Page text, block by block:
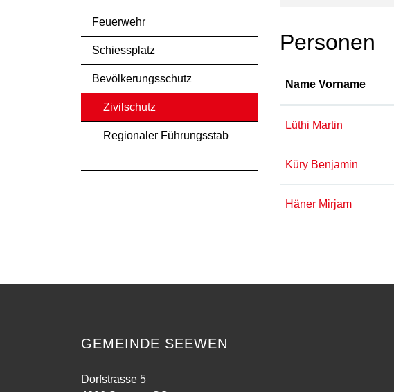
Feuerwehr
Schiessplatz
Bevölkerungsschutz
Zivilschutz
(ausgewählt)
Regionaler Führungsstab
Personen
Name Vorname
Lüthi Martin
Küry Benjamin
Häner Mirjam
GEMEINDE SEEWEN
Dorfstrasse 5